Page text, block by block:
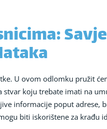
U ovom odlomku pružit
stvar koju trebate imati na
informacije poput adrese,
biti iskorištene za krađu